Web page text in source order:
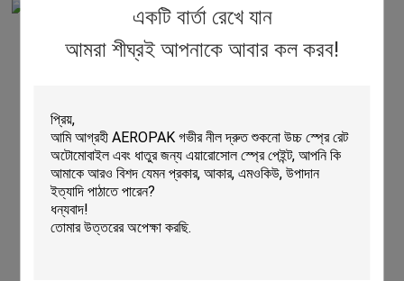
একটি বার্তা রেখে যান
আমরা শীঘ্রই আপনাকে আবার কল করব!